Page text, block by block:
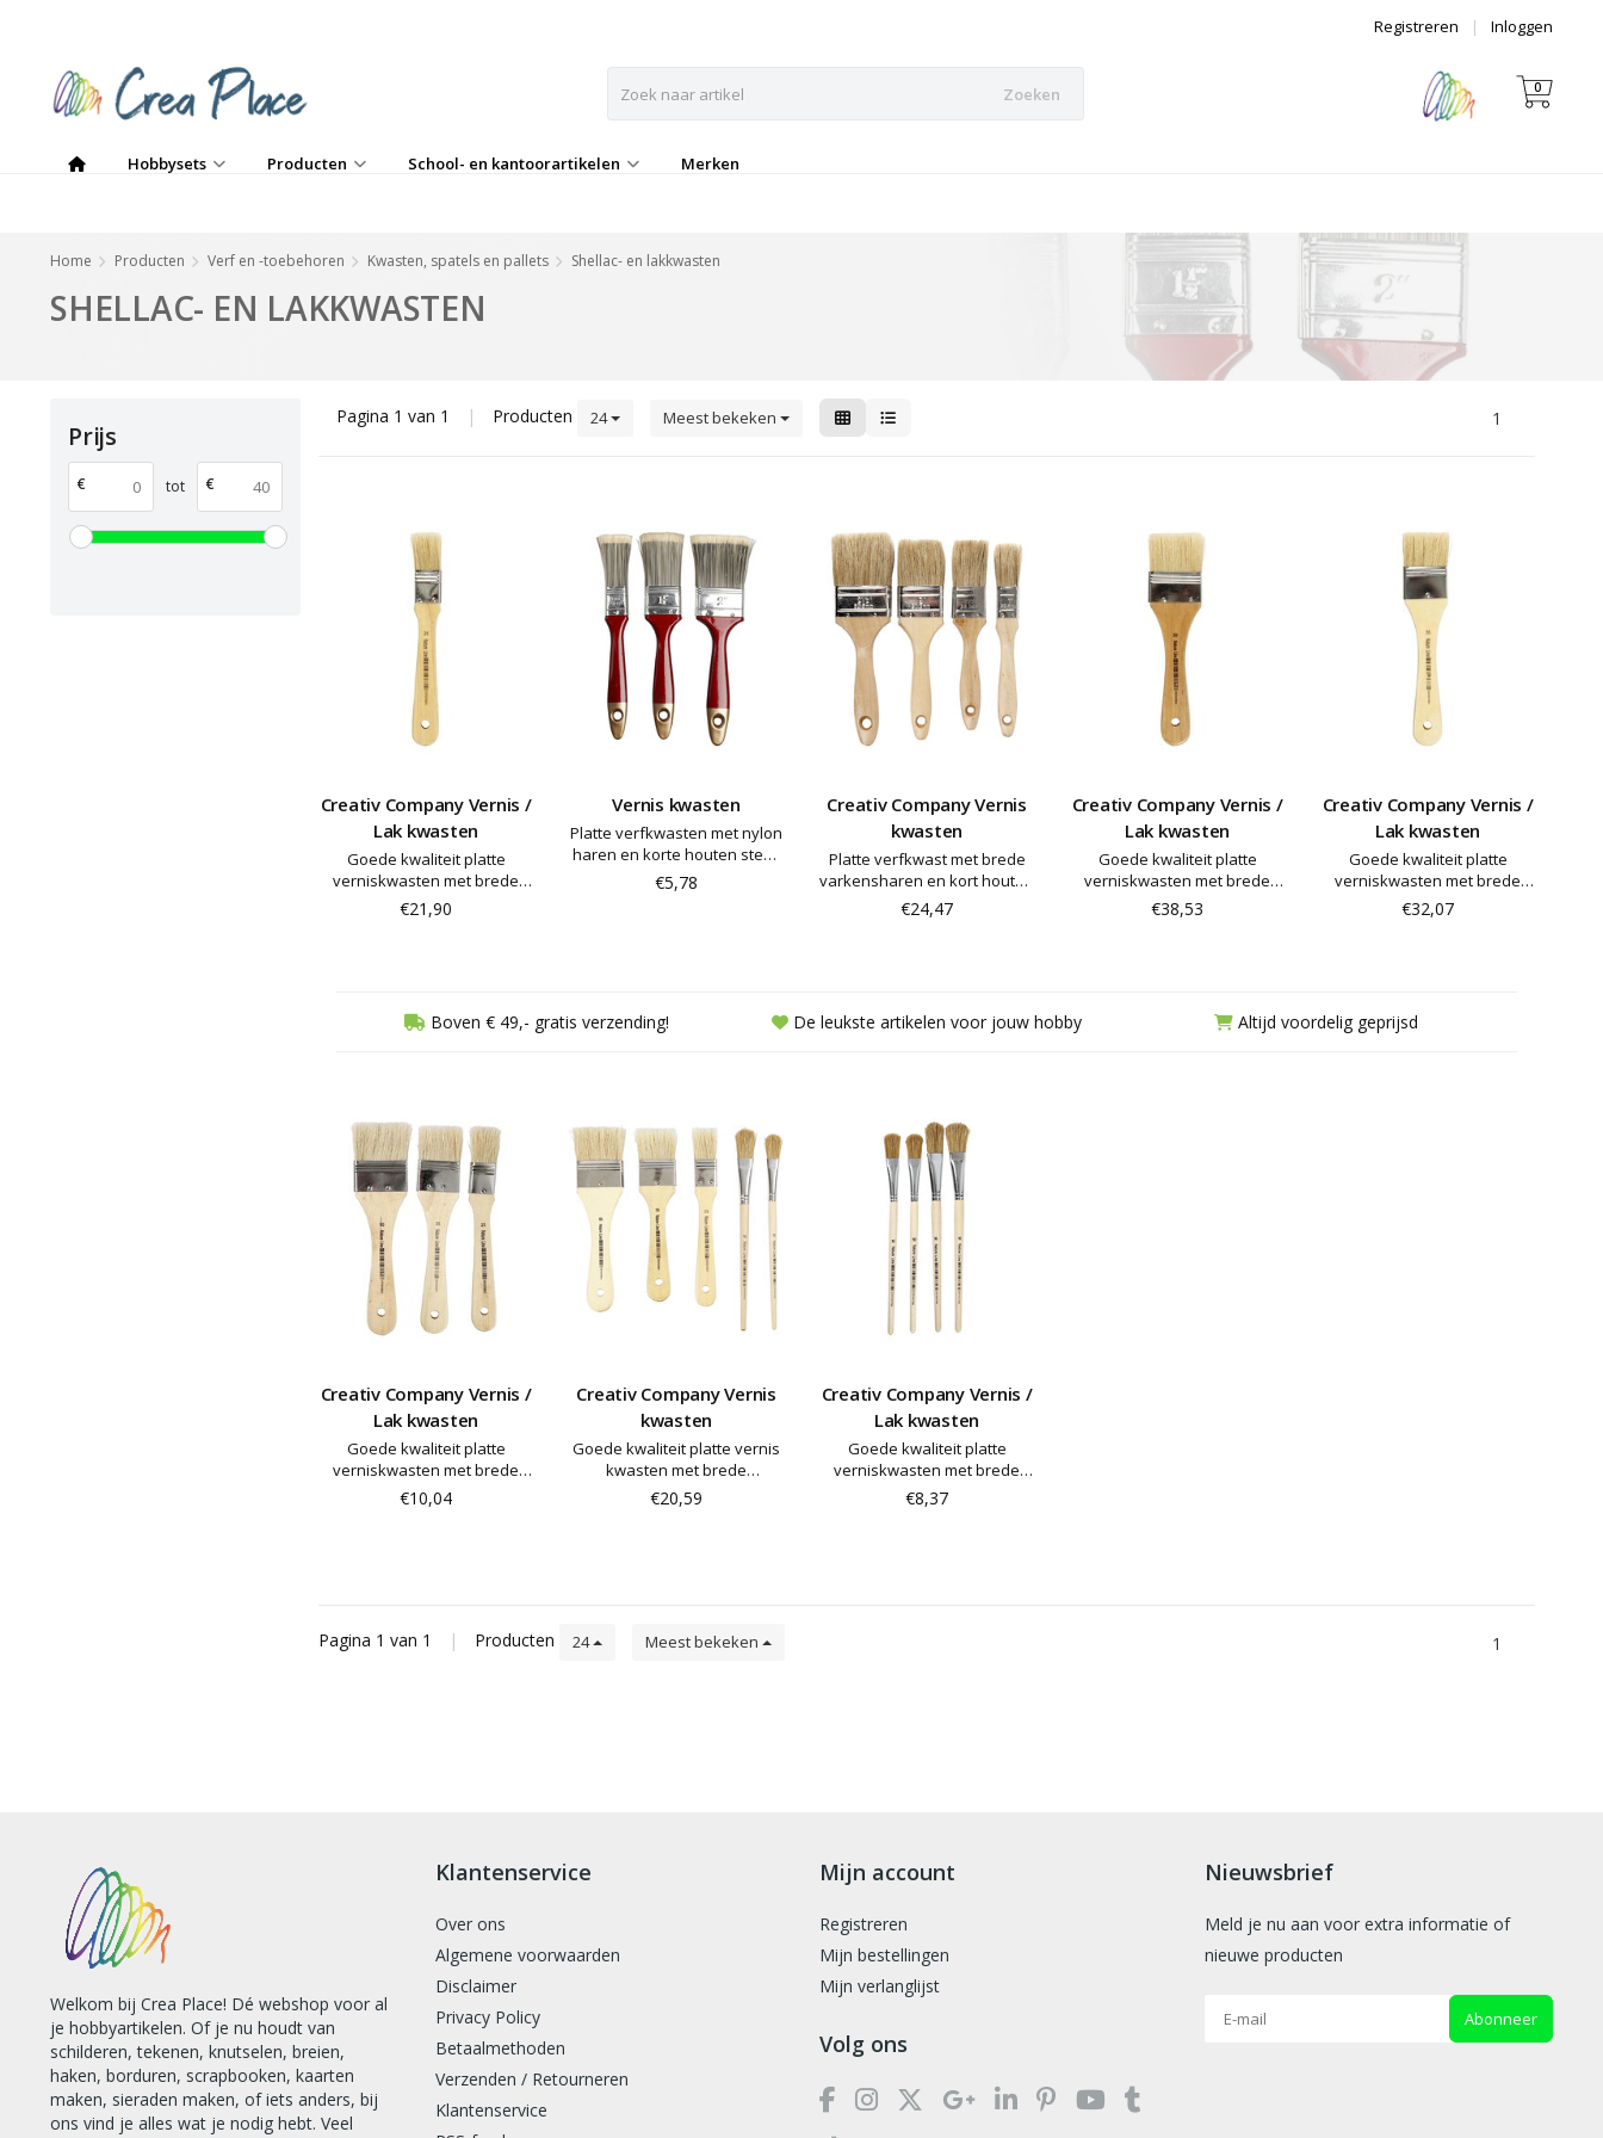
Inloggen
|
Registreren
Zoeken 0
Hobbysets Producten School- en kantoorartikelen Merken
Home Producten Verf en -toebehoren Kwasten, spatels en pallets Shellac- en lakkwasten
SHELLAC- EN LAKKWASTEN
Prijs
€ tot €
Pagina 1 van 1 | Producten 24 Meest bekeken 1
Creativ Company Vernis /
Lak kwasten
Goede kwaliteit platte
verniskwasten met brede
varkensharen en houten
steel - ideaal voor vernissen
€21,90
Vernis kwasten
Platte verfkwasten met nylon
haren en korte houten steel.
Perfect voor scholen. Ideaal
voor het aanbrengen van
€5,78
Creativ Company Vernis
kwasten
Platte verfkwast met brede
varkensharen en kort houten
handvat - perfect voor
scholen en kinderopvang.
€24,47
Creativ Company Vernis /
Lak kwasten
Goede kwaliteit platte
verniskwasten met brede
varkensharen en houten
steel - ideaal voor vernissen
€38,53
Creativ Company Vernis /
Lak kwasten
Goede kwaliteit platte
verniskwasten met brede
varkensharen en houten
steel - ideaal voor vernissen
€32,07
Boven € 49,- gratis verzending! De leukste artikelen voor jouw hobby Altijd voordelig geprijsd
Creativ Company Vernis /
Lak kwasten
Goede kwaliteit platte
verniskwasten met brede
varkensharen en houten
steel - ideaal voor vernissen
€10,04
Creativ Company Vernis
kwasten
Goede kwaliteit platte vernis
kwasten met brede
varkensharen en houten
steel - ideaal voor vernissen
€20,59
Creativ Company Vernis /
Lak kwasten
Goede kwaliteit platte
verniskwasten met brede
varkensharen en houten
steel - ideaal voor vernissen
€8,37
Pagina 1 van 1 | Producten 24 Meest bekeken 1
Welkom bij Crea Place! Dé webshop voor al
je hobbyartikelen. Of je nu houdt van
schilderen, tekenen, knutselen, breien,
haken, borduren, scrapbooken, kaarten
maken, sieraden maken, of iets anders, bij
ons vind je alles wat je nodig hebt. Veel
Klantenservice
Over ons
Algemene voorwaarden
Disclaimer
Privacy Policy
Betaalmethoden
Verzenden / Retourneren
Klantenservice
Mijn account
Registreren
Mijn bestellingen
Mijn verlanglijst
Volg ons
Nieuwsbrief
Meld je nu aan voor extra informatie of
nieuwe producten
Abonneer